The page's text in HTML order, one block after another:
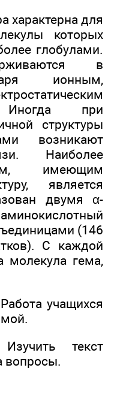
характерна для
которых
глобулами.
в
ионным,
Иногда при
структуры
возникают
Наиболее
имеющим
является
двумя α-
(146
С каждой
молекула гема,
учащихся
текст
вопросы.